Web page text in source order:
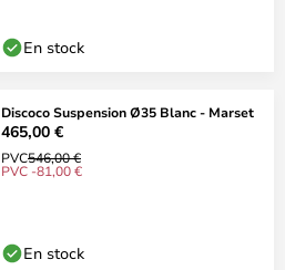
En stock
Discoco Suspension Ø35 Blanc - Marset
465,00 €
PVC546,00 €
PVC -81,00 €
En stock